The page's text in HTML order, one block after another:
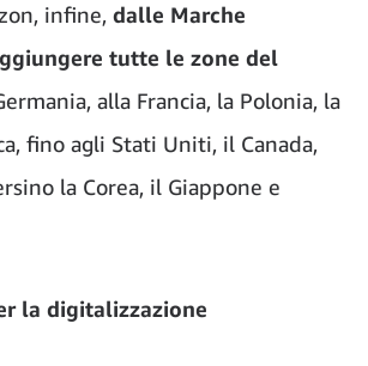
infine, dalle Marche
tutte le zone del
alla Francia, la Polonia, la
fino agli Stati Uniti, il Canada,
la Corea, il Giappone e
la digitalizzazione